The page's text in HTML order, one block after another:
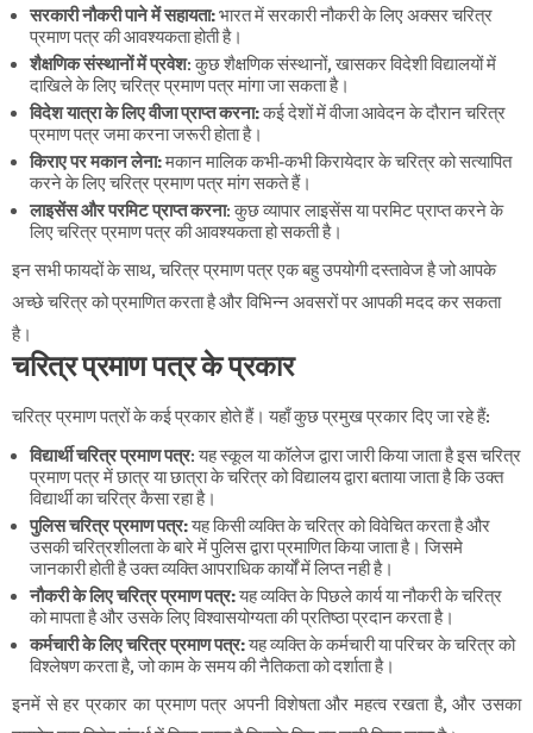
सरकारी नौकरी पाने में सहायता:भारत में सरकारी नौकरी के लिए अक्सर चरित्र
प्रमाण पत्र की आवश्यकता होती है।
शैक्षणिक संस्थानों में प्रवेश: कुछ शैक्षणिक संस्थानों, खासकर विदेशी विद्यालयों में
दाखिले के लिए चरित्र प्रमाण पत्र मांगा जा सकता है।
विदेश यात्रा के लिए वीजा प्राप्त करना:कई देशों में वीजा आवेदन के दौरान चरित्र
प्रमाण पत्र जमा करना जरूरी होता है।
किराए पर मकान लेना:मकान मालिक कभी-कभी किरायेदार के चरित्र को सत्यापित
करने के लिए चरित्र प्रमाण पत्र मांग सकते हैं।
लाइसेंस और परमिट प्राप्त करना: कुछ व्यापार लाइसेंस या परमिट प्राप्त करने के
लिए चरित्र प्रमाण पत्र की आवश्यकता हो सकती है।
इन सभी फायदों के साथ, चरित्र प्रमाण पत्र एक बहु उपयोगी दस्तावेज है जो आपके
अच्छे चरित्र को प्रमाणित करता है और विभिन्न अवसरों पर आपकी मदद कर सकता
है।
चरित्र प्रमाण पत्र के प्रकार
चरित्र प्रमाण पत्रों के कई प्रकार होते हैं। यहाँ कुछ प्रमुख प्रकार दिए जा रहे हैं:
विद्यार्थी चरित्र प्रमाण पत्र: यह स्कूल या कॉलेज द्वारा जारी किया जाता है इस चरित्र
प्रमाण पत्र में छात्र या छात्रा के चरित्र को विद्यालय द्वारा बताया जाता है कि उक्त
विद्यार्थी का चरित्र कैसा रहा है।
पुलिस चरित्र प्रमाण पत्र:यह किसी व्यक्ति के चरित्र को विवेचित करता है और
उसकी चरित्रशीलता के बारे में पुलिस द्वारा प्रमाणित किया जाता है। जिसमे
जानकारी होती है उक्त व्यक्ति आपराधिक कार्यों में लिप्त नही है।
नौकरी के लिए चरित्र प्रमाण पत्र:यह व्यक्ति के पिछले कार्य या नौकरी के चरित्र
को मापता है और उसके लिए विश्वासयोग्यता की प्रतिष्ठा प्रदान करता है।
कर्मचारी के लिए चरित्र प्रमाण पत्र:यह व्यक्ति के कर्मचारी या परिचर के चरित्र को
विश्लेषण करता है, जो काम के समय की नैतिकता को दर्शाता है।
इनमें से हर प्रकार का प्रमाण पत्र अपनी विशेषता और महत्व रखता है, और उसका